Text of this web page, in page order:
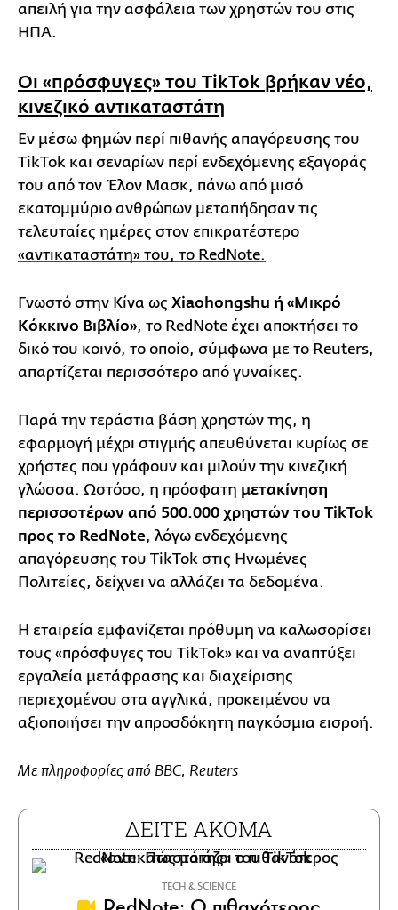
απειλή για την ασφάλεια των χρηστών του στις
ΗΠΑ.
Οι «πρόσφυγες» του TikTok βρήκαν νέο,
κινεζικό αντικαταστάτη
Εν μέσω φημών περί πιθανής απαγόρευσης του
TikTok και σεναρίων περί ενδεχόμενης εξαγοράς
του από τον Έλον Μασκ, πάνω από μισό
εκατομμύριο ανθρώπων μεταπήδησαν τις
τελευταίες ημέρες στον επικρατέστερο
«αντικαταστάτη» του, το RedNote.
Γνωστό στην Κίνα ως Xiaohongshu ή «Μικρό
Κόκκινο Βιβλίο», το RedNote έχει αποκτήσει το
δικό του κοινό, το οποίο, σύμφωνα με το Reuters,
απαρτίζεται περισσότερο από γυναίκες.
Παρά την τεράστια βάση χρηστών της, η
εφαρμογή μέχρι στιγμής απευθύνεται κυρίως σε
χρήστες που γράφουν και μιλούν την κινεζική
γλώσσα. Ωστόσο, η πρόσφατη μετακίνηση
περισσοτέρων από 500.000 χρηστών του TikTok
προς το RedNote, λόγω ενδεχόμενης
απαγόρευσης του TikTok στις Ηνωμένες
Πολιτείες, δείχνει να αλλάζει τα δεδομένα.
Η εταιρεία εμφανίζεται πρόθυμη να καλωσορίσει
τους «πρόσφυγες του TikTok» και να αναπτύξει
εργαλεία μετάφρασης και διαχείρισης
περιεχομένου στα αγγλικά, προκειμένου να
αξιοποιήσει την απροσδόκητη παγκόσμια εισροή.
Με πληροφορίες από BBC, Reuters
ΔΕΙΤΕ ΑΚΟΜΑ
ΤECH & SCIENCE